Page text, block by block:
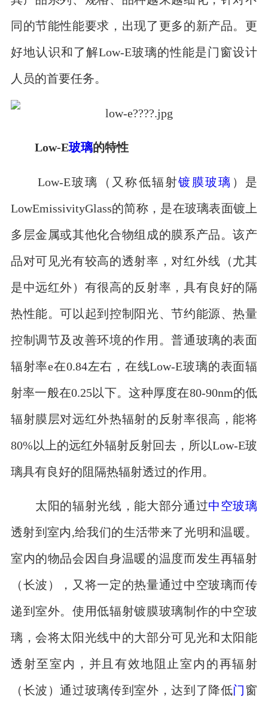
同的节能性能要求，出现了更多的新产品。更
好地认识和了解Low-E玻璃的性能是门窗设计
人员的首要任务。
Low-E玻璃的特性
Low-E玻璃（又称低辐射镀膜玻璃 ）是
LowEmissivityGlass的简称，是在玻璃表面镀上
多层金属或其他化合物组成的膜系产品。该产
品对可见光有较高的透射率，对红外线（尤其
是中远红外）有很高的反射率，具有良好的隔
热性能。可以起到控制阳光、节约能源、热量
控制调节及改善环境的作用。普通玻璃的表面
辐射率e在0.84左右，在线Low-E玻璃的表面辐
射率一般在0.25以下。这种厚度在80-90nm的低
辐射膜层对远红外热辐射的反射率很高，能将
80%以上的远红外辐射反射回去，所以Low-E玻
璃具有良好的阻隔热辐射透过的作用。
太阳的辐射光线，能大部分通过中空玻璃
透射到室内,给我们的生活带来了光明和温暖。
室内的物品会因自身温暖的温度而发生再辐射
（长波），又将一定的热量通过中空玻璃而传
递到室外。使用低辐射镀膜玻璃制作的中空玻
璃，会将太阳光线中的大部分可见光和太阳能
透射至室内，并且有效地阻止室内的再辐射
（长波）通过玻璃传到室外，达到了降低门 窗